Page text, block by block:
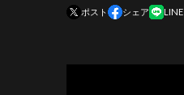
ポスト シェア LINE